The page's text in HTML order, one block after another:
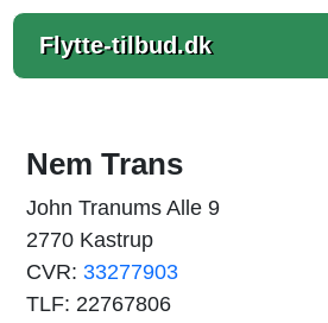
Flytte-tilbud.dk
Nem Trans
John Tranums Alle 9
2770 Kastrup
CVR: 33277903
TLF: 22767806